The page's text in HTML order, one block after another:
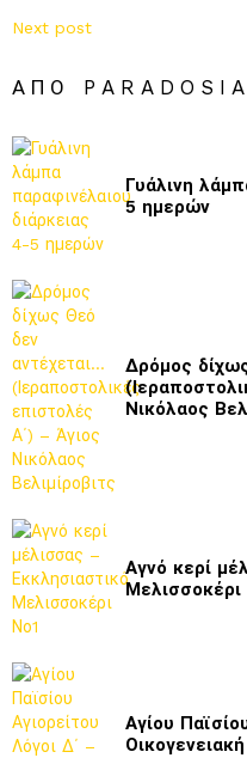
Next post
ΑΠΌ
Γυάλινη
5 ημερών
Δρόμος
Νικόλαος
Αγνό κερί
Μελισσοκέρι
Αγίου